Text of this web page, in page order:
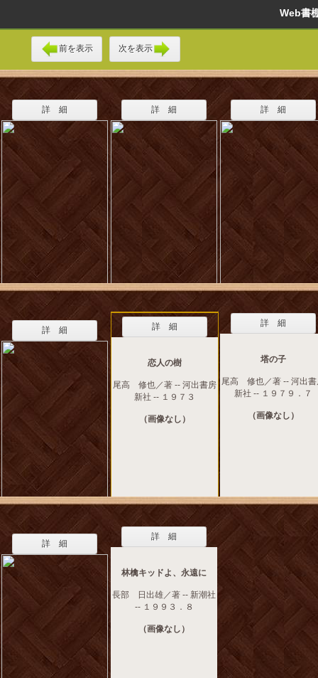
Web
前を表示 次を表示
詳 細 詳 細 詳 細
詳 細 詳 細
恋人の樹
尾高 修也／著 -- 河出書房
新社 -- １９７３
（画像なし）
詳 細
塔の子
尾高 修也／著 -- 河出書
新社 -- １９７９．７
（画像なし）
詳 細
詳 細
林檎キッドよ、永遠に
長部 日出雄／著 -- 新潮社
-- １９９３．８
（画像なし）